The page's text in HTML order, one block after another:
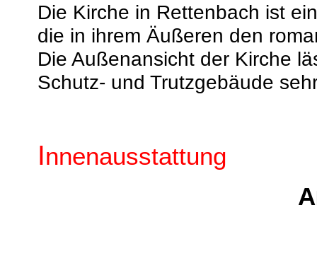
Die Kirche in Rettenbach ist
die in ihrem Äußeren den
Die Außenansicht der Kirche
Schutz- und Trutzgebäude
Innenausstattung
A